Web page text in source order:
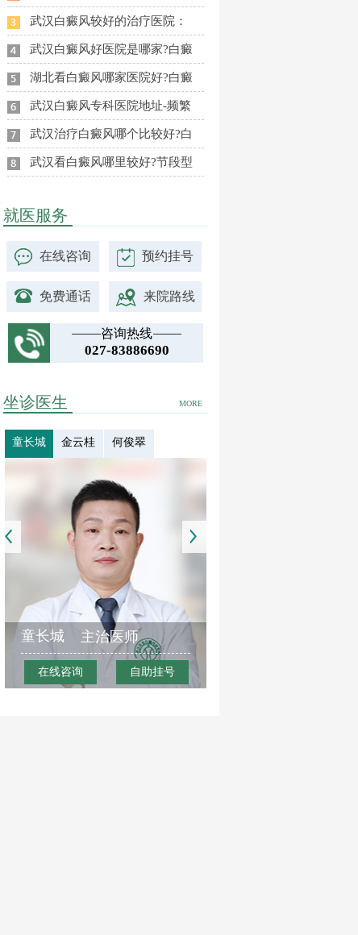
武汉白癜风较好的治疗医院：
武汉白癜风好医院是哪家?白癜
湖北看白癜风哪家医院好?白癜
武汉白癜风专科医院地址-频繁
武汉治疗白癜风哪个比较好?白
武汉看白癜风哪里较好?节段型
就医服务
在线咨询 预约挂号
免费通话 来院路线
咨询热线
027-83886690
MORE
坐诊医生
童长城 金云桂 何俊翠
童长城 主治医师
在线咨询 自助挂号